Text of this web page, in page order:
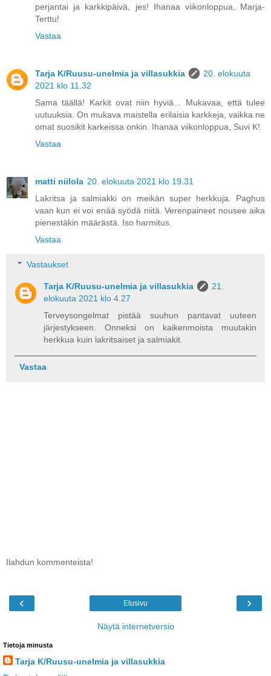
perjantai ja karkkipäivä, jes! Ihanaa viikonloppua, Marja-
Terttu!
Vastaa
Tarja K/Ruusu-unelmia ja villasukkia
20. elokuuta
2021 klo 11.32
Sama täällä! Karkit ovat niin hyviä... Mukavaa, että tulee
uutuuksia. On mukava maistella erilaisia karkkeja, vaikka ne
omat suosikit karkeissa onkin. Ihanaa viikonloppua, Suvi K!
Vastaa
matti niilola 20. elokuuta 2021 klo 19.31
Lakritsa ja salmiakki on meikän super herkkuja. Paghus
vaan kun ei voi enää syödä niitä. Verenpaineet nousee aika
pienestäkin määrästä. Iso harmitus.
Vastaa
Vastaukset
Tarja K/Ruusu-unelmia ja villasukkia
21.
elokuuta 2021 klo 4.27
Terveysongelmat pistää suuhun pantavat uuteen
järjestykseen. Onneksi on kaikenmoista muutakin
herkkua kuin lakritsaiset ja salmiakit.
Vastaa
Ilahdun kommenteista!
‹ ›
Etusivu
Näytä internetversio
Tietoja minusta
Tarja K/Ruusu-unelmia ja villasukkia